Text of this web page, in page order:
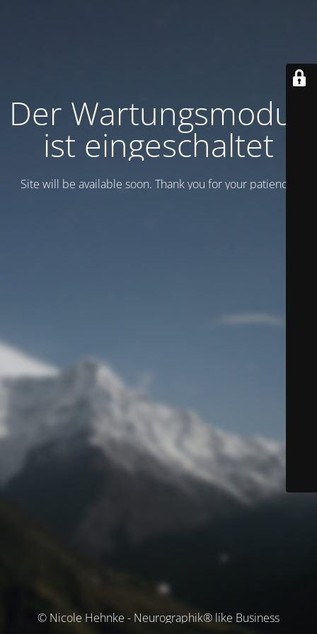
Der Wartungsmodus
ist eingeschaltet
Site will be available soon. Thank you for your patience!
© Nicole Hehnke - Neurographik® like Business